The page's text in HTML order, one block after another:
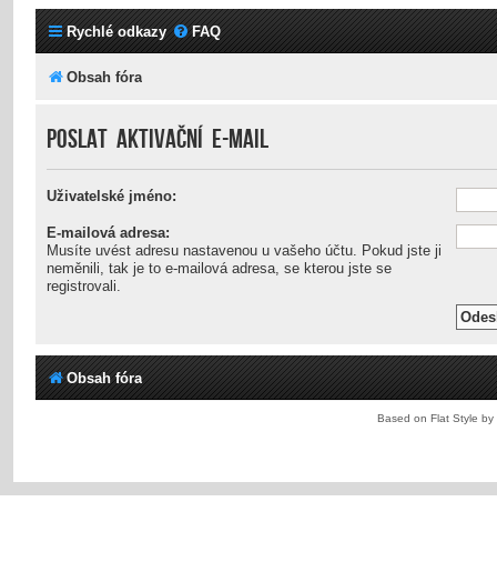
Rychlé odkazy FAQ
Obsah fóra
Poslat aktivační e-mail
Uživatelské jméno:
E-mailová adresa:
Musíte uvést adresu nastavenou u vašeho účtu. Pokud jste ji
neměnili, tak je to e-mailová adresa, se kterou jste se
registrovali.
Obsah fóra
Based on Flat Style by